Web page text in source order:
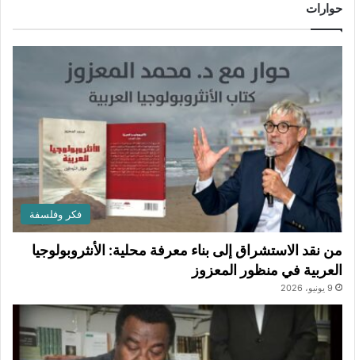
حوارات
فكر وفلسفة
من نقد الاستشراق إلى بناء معرفة محلية: الأنثروبولوجيا
العربية في منظور المعزوز
9 يونيو، 2026